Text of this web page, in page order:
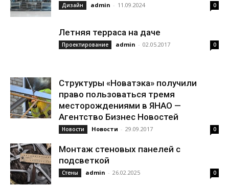
Дизайн admin - 11.09.2024 0
Летняя терраса на даче
Проектирование admin - 02.05.2017 0
Структуры «Новатэка» получили
право пользоваться тремя
месторождениями в ЯНАО —
Агентство Бизнес Новостей
Новости Новости - 29.09.2017 0
Монтаж стеновых панелей с
подсветкой
Стены admin - 26.02.2025 0